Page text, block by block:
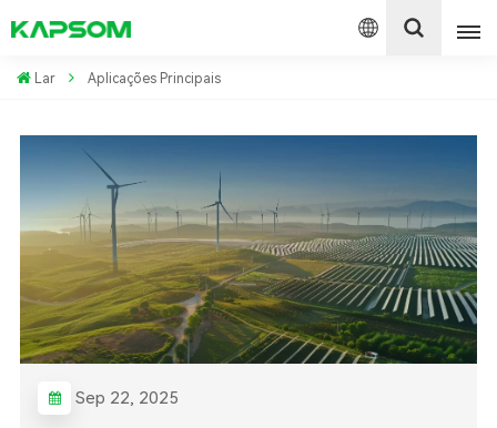
English
Español
Polski
Lar Aplicações Principais
Sep 22, 2025